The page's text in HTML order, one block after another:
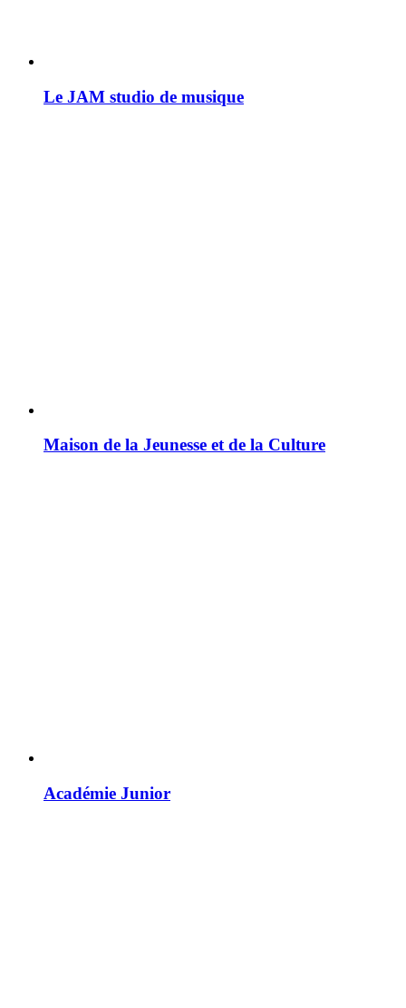
Le JAM studio de musique
Maison de la Jeunesse et de la Culture
Académie Junior